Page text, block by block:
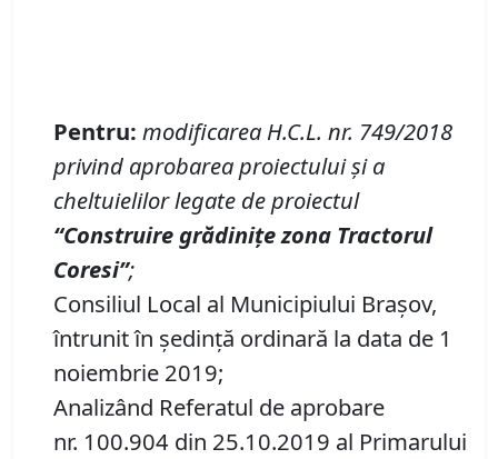
Pentru: modificarea H.C.L. nr. 749/2018
privind aprobarea proiectuluiși a
cheltuielilor legate de proiectul
“Construire grădinițe zona Tractorul
Coresi”;
Consiliul Local al Municipiului Brașov,
întrunit în ședință ordinară la data de 1
noiembrie 2019;
Analizând Referatul de aprobare
nr. 100.904 din 25.10.2019 al Primarului